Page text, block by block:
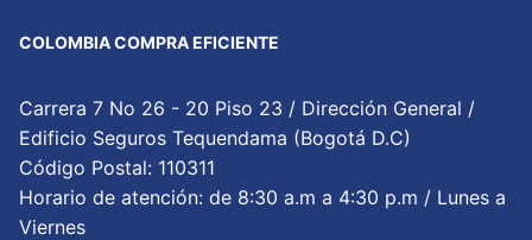
COLOMBIA COMPRA EFICIENTE
Carrera 7 No 26 - 20 Piso 23 / Dirección General /
Edificio Seguros Tequendama (Bogotá D.C)
Código Postal: 110311
Horario de atención: de 8:30 a.m a 4:30 p.m / Lunes a
Viernes